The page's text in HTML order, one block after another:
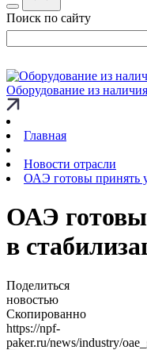
Поиск по сайту
Оборудование из
Главная
Новости отрасли
ОАЭ готовы принять
ОАЭ готовы
в
Поделиться
новостью
Скопированно
https://npf-
paker.ru/news/industry/